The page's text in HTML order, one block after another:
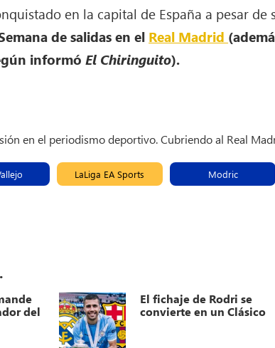
en la capital de España a pesar de
de salidas en el Real Madrid
informóEl Chiringuito).
en el periodismo deportivo. Cubriendo al Real
LaLiga EA Sports Modric
del
El fichaje de Rodri se
convierte en un Clásico